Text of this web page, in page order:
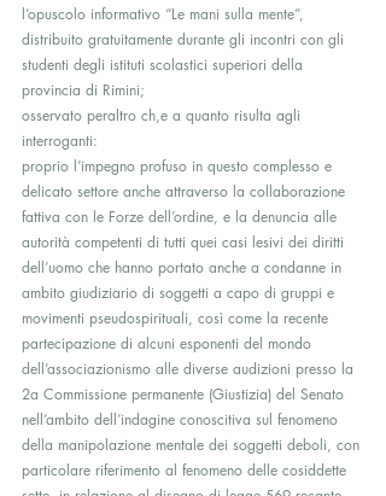
l’opuscolo informativo “Le mani sulla mente”,
distribuito gratuitamente durante gli incontri con gli
studenti degli istituti scolastici superiori della
provincia di Rimini;
osservato peraltro ch,e a quanto risulta agli
interroganti:
proprio l’impegno profuso in questo complesso e
delicato settore anche attraverso la collaborazione
fattiva con le Forze dell’ordine, e la denuncia alle
autorità competenti di tutti quei casi lesivi dei diritti
dell’uomo che hanno portato anche a condanne in
ambito giudiziario di soggetti a capo di gruppi e
movimenti pseudospirituali, così come la recente
partecipazione di alcuni esponenti del mondo
dell’associazionismo alle diverse audizioni presso la
2a Commissione permanente (Giustizia) del Senato
nell’ambito dell’indagine conoscitiva sul fenomeno
della manipolazione mentale dei soggetti deboli, con
particolare riferimento al fenomeno delle cosiddette